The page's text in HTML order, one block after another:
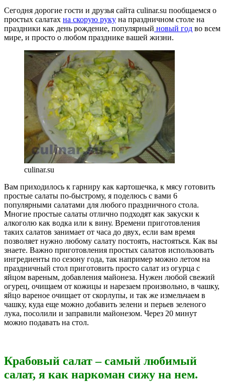
Сегодня дорогие гости и друзья сайта culinar.su пообщаемся о
простых салатах на скорую руку на праздничном столе на
праздники как день рождение, популярный новый год во всем
мире, и просто о любом празднике вашей жизни.
culinar.su
Вам приходилось к гарниру как картошечка, к мясу готовить
простые салаты по-быстрому, я поделюсь с вами 6
популярными салатами для любого праздничного стола.
Многие простые салаты отлично подходят как закуски к
алкоголю как водка или к вину. Времени приготовления
таких салатов занимает от часа до двух, если вам время
позволяет нужно любому салату постоять, настояться. Как вы
знаете. Важно приготовления простых салатов использовать
ингредиенты по сезону года, так например можно летом на
праздничный стол приготовить просто салат из огурца с
яйцом вареным, добавления майонеза. Нужен любой свежий
огурец, очищаем от кожицы и нарезаем произвольно, в чашку,
яйцо вареное очищает от скорлупы, и так же измельчаем в
чашку, куда еще можно добавить зелени и перьев зеленого
лука, посолили и заправили майонезом. Через 20 минут
можно подавать на стол.
Крабовый салат – самый любимый
салат, я как наркоман сижу на нем.